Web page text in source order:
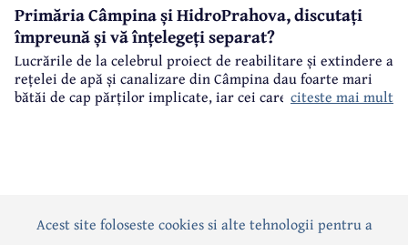
Primăria Câmpina și HidroPrahova, discutați
împreună și vă înțelegeți separat?
Lucrările de la celebrul proiect de reabilitare și extindere a
rețelei de apă și canalizare din Câmpina dau foarte mari
bătăi de cap părților implicate, iar cei care suferă sunt
citeste mai mult
Acest site foloseste cookies si alte tehnologii pentru a